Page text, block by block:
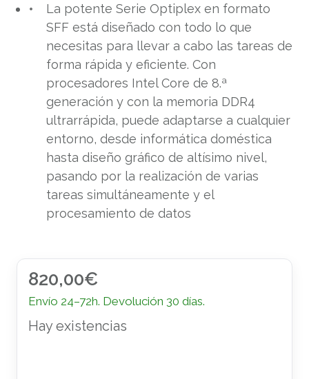
La potente Serie Optiplex en formato
SFF está diseñado con todo lo que
necesitas para llevar a cabo las tareas de
forma rápida y eficiente. Con
procesadores Intel Core de 8.ª
generación y con la memoria DDR4
ultrarrápida, puede adaptarse a cualquier
entorno, desde informática doméstica
hasta diseño gráfico de altísimo nivel,
pasando por la realización de varias
tareas simultáneamente y el
procesamiento de datos
820,00€
Envío 24–72h. Devolución 30 días.
Hay existencias